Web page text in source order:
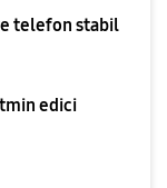
telefon stabil
edici